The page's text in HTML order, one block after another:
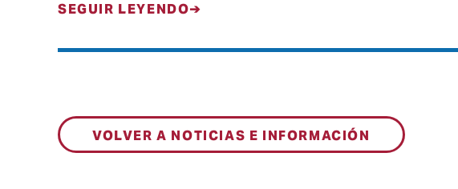
SEGUIR LEYENDO
VOLVER A NOTICIAS E INFORMACIÓN